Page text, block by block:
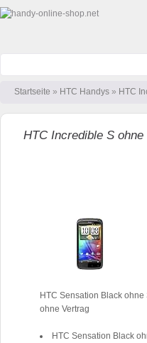
Startseite » HTC Handys » HTC
HTC Incredible S
HTC Sensation Black
ohne Vertrag
HTC Sensation Black